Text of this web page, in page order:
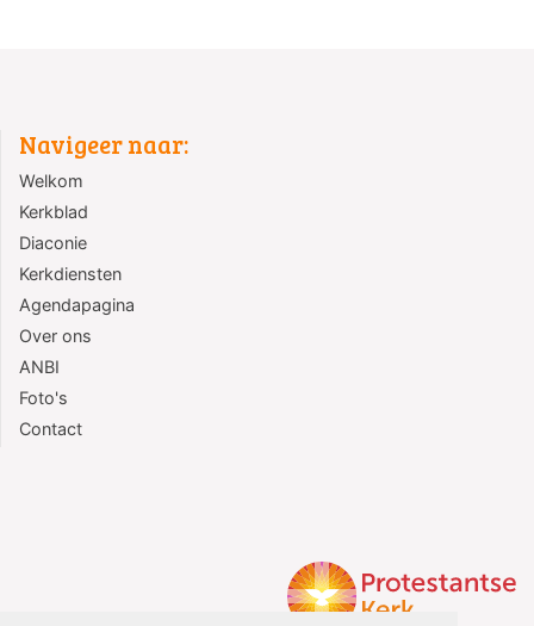
Navigeer naar:
Welkom
Kerkblad
Diaconie
Kerkdiensten
Agendapagina
Over ons
ANBI
Foto's
Contact